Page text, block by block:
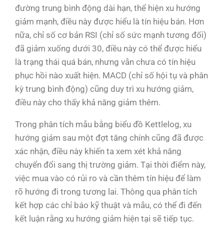
đường trung bình động dài hạn, thể hiện xu hướng
giảm mạnh, điều này được hiểu là tín hiệu bán. Hơn
nữa, chỉ số cơ bản RSI (chỉ số sức mạnh tương đối)
đã giảm xuống dưới 30, điều này có thể được hiểu
là trạng thái quá bán, nhưng vẫn chưa có tín hiệu
phục hồi nào xuất hiện. MACD (chỉ số hội tụ và phân
kỳ trung bình động) cũng duy trì xu hướng giảm,
điều này cho thấy khả năng giảm thêm.
Trong phân tích mẫu bằng biểu đồ Kettlelog, xu
hướng giảm sau một đợt tăng chính cũng đã được
xác nhận, điều này khiến ta xem xét khả năng
chuyển đổi sang thị trường giảm. Tại thời điểm này,
việc mua vào có rủi ro và cần thêm tín hiệu để làm
rõ hướng đi trong tương lai. Thông qua phân tích
kết hợp các chỉ báo kỹ thuật và mẫu, có thể đi đến
kết luận rằng xu hướng giảm hiện tại sẽ tiếp tục.